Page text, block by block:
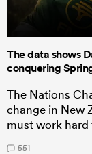
The data shows
conquering
The Nations
change in New
must work
551